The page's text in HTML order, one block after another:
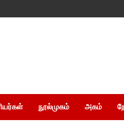
நூல்முகம் அகம்